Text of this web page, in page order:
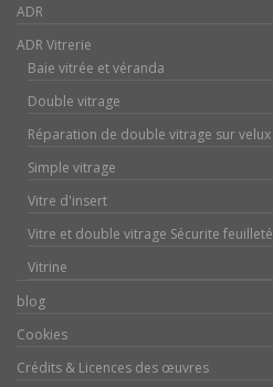
ADR
ADR Vitrerie
Baie vitrée et véranda
Double vitrage
Réparation de double vitrage sur velux
Simple vitrage
Vitre d'insert
Vitre et double vitrage Sécurite feuilleté
Vitrine
blog
Cookies
Crédits & Licences des œuvres